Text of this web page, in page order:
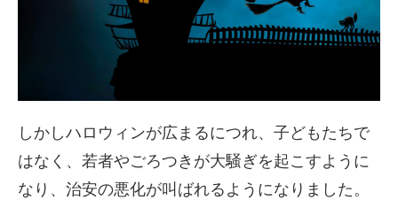
しかしハロウィンが広まるにつれ、子どもたちで
はなく、若者やごろつきが大騒ぎを起こすように
なり、治安の悪化が叫ばれるようになりました。